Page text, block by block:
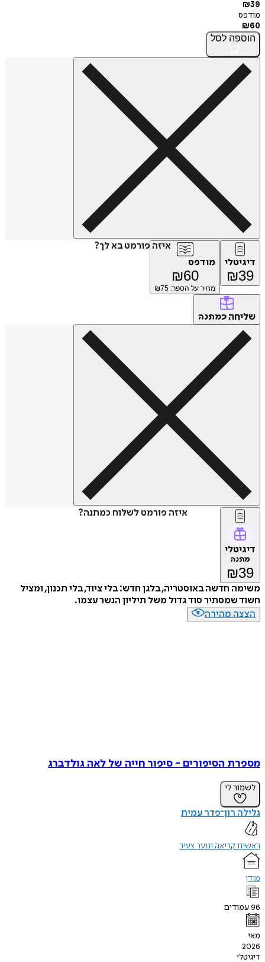
₪39
מודפס
₪60
הוספה לסל
איזה פורמט בא לך?
דיגיטלי
₪39
מודפס
₪60
מחיר על הספר: ₪ 75
שליחה כמתנה
איזה פורמט לשלוח כמתנה?
דיגיטלי
מתנה
₪39
משימה חדשה באוסטריה, בלגן חדש: בלי ציוד, בלי תכנון, ומציל
חשוד שמסתיר סוד גדול משל תיליון הנשר עצמו.
הצצה מהירה
מספרת הסיפורים - סיפור חייה של לאה גולדברג
לשמור לי
גלילה רון־פדר עמית
ראשית קריאה ונוער צעיר
מודן
96עמודים
מאי
2026
דיגיטלי